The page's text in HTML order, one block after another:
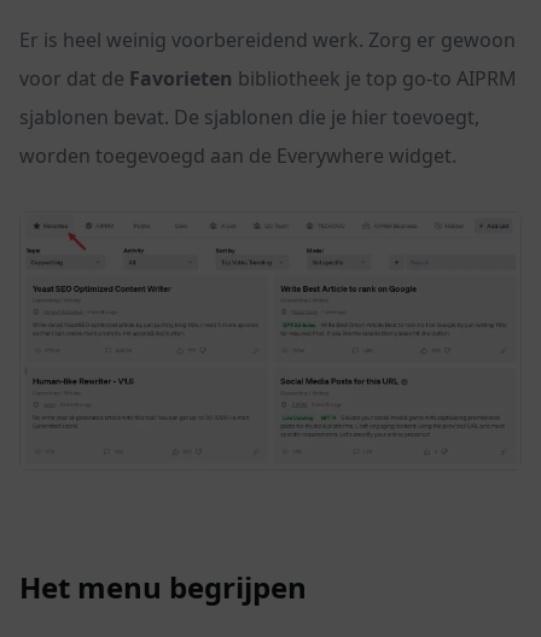
Er is heel weinig voorbereidend werk. Zorg er gewoon
voor dat de Favorieten bibliotheek je top go-to AIPRM
sjablonen bevat. De sjablonen die je hier toevoegt,
worden toegevoegd aan de Everywhere widget.
Het menu begrijpen